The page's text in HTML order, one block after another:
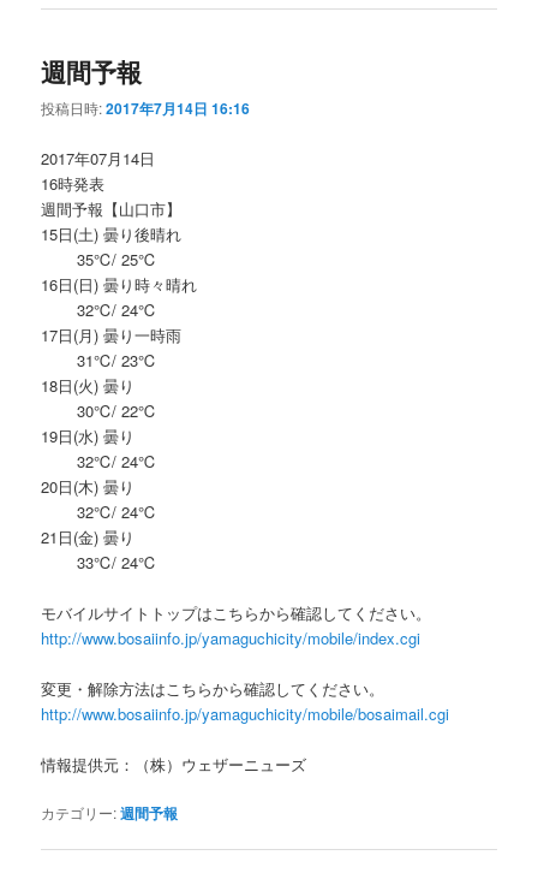
週間予報
投稿日時:2017年7月14日 16:16
2017年07月14日
16時発表
週間予報【山口市】
15日(土) 曇り後晴れ
35℃/ 25℃
16日(日) 曇り時々晴れ
32℃/ 24℃
17日(月) 曇り一時雨
31℃/ 23℃
18日(火) 曇り
30℃/ 22℃
19日(水) 曇り
32℃/ 24℃
20日(木) 曇り
32℃/ 24℃
21日(金) 曇り
33℃/ 24℃
モバイルサイトトップはこちらから確認してください。
http://www.bosaiinfo.jp/yamaguchicity/mobile/index.cgi
変更・解除方法はこちらから確認してください。
http://www.bosaiinfo.jp/yamaguchicity/mobile/bosaimail.cgi
情報提供元：（株）ウェザーニューズ
カテゴリー:週間予報